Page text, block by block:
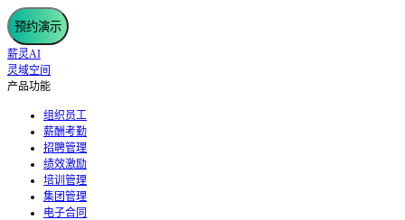
预约演示
薪灵AI
灵域空间
产品功能
组织员工
薪酬考勤
招聘管理
绩效激励
培训管理
集团管理
电子合同